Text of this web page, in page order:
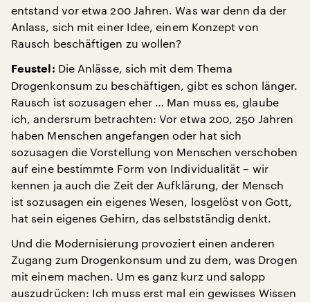
entstand vor etwa 200 Jahren. Was war denn da der
Anlass, sich mit einer Idee, einem Konzept von
Rausch beschäftigen zu wollen?
Feustel: Die Anlässe, sich mit dem Thema
Drogenkonsum zu beschäftigen, gibt es schon länger.
Rausch ist sozusagen eher … Man muss es, glaube
ich, andersrum betrachten: Vor etwa 200, 250 Jahren
haben Menschen angefangen oder hat sich
sozusagen die Vorstellung von Menschen verschoben
auf eine bestimmte Form von Individualität – wir
kennen ja auch die Zeit der Aufklärung, der Mensch
ist sozusagen ein eigenes Wesen, losgelöst von Gott,
hat sein eigenes Gehirn, das selbstständig denkt.
Und die Modernisierung provoziert einen anderen
Zugang zum Drogenkonsum und zu dem, was Drogen
mit einem machen. Um es ganz kurz und salopp
auszudrücken: Ich muss erst mal ein gewisses Wissen